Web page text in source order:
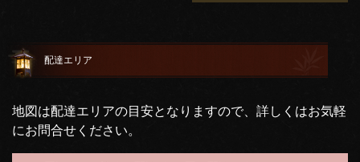
配達エリア
地図は配達エリアの目安となりますので、詳しくはお気軽
にお問合せください。